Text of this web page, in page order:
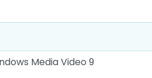
Media Video 9